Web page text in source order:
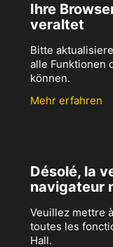
Ihre
veraltet
Bitte
alle Funktionen
können.
Mehr erfahren
Désolé, la
navigateur
Veuillez mettre
toutes les
Hall.